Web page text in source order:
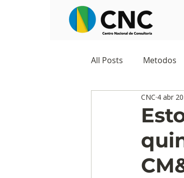
All Posts Metodos
Observatorios
Predicciones y
CNC 4 abr